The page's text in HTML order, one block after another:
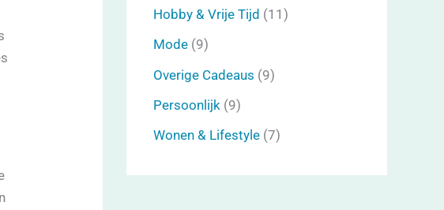
Hobby & Vrije Tijd (11)
Mode (9)
Overige Cadeaus (9)
Persoonlijk (9)
Wonen & Lifestyle (7)